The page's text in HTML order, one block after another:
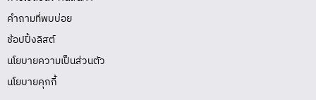
คำถามที่พบบ่อย
ช้อปปิ้งลิสต์
นโยบายความเป็นส่วนตัว
นโยบายคุกกี้